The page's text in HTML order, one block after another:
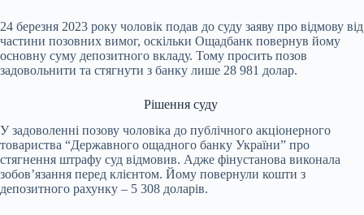
24 березня 2023 року чоловік подав до суду заяву про відмову від
частини позовних вимог, оскільки Ощадбанк повернув йому
основну суму депозитного вкладу. Тому просить позов
задовольнити та стягнути з банку лише 28 981 долар.
Рішення суду
У задоволенні позову чоловіка до публічного акціонерного
товариства “Державного ощадного банку України” про
стягнення штрафу суд відмовив. Адже фінустанова виконала
зобов’язання перед клієнтом. Йому повернули кошти з
депозитного рахунку – 5 308 доларів.